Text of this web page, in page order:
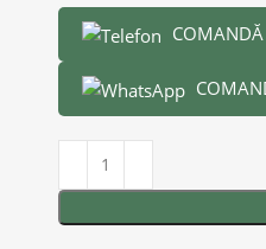
COMANDĂ